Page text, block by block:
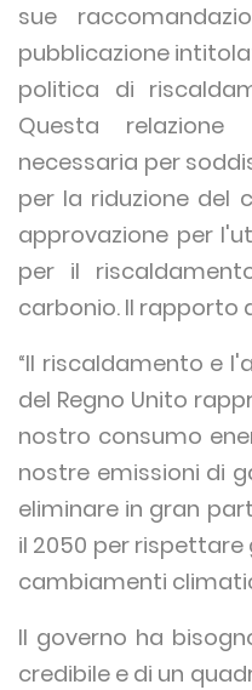
sue
pubblicazione
politica di
Questa
necessaria per
per la riduzione del
approvazione per
per il
carbonio. Il rapporto
“Il riscaldamento e
del Regno Unito
nostro consumo
nostre emissioni di
eliminare in gran
il 2050 per rispettare
cambiamenti
Il governo ha
credibile e di un